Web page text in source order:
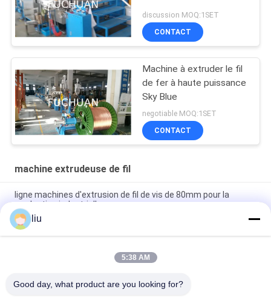
discussion MOQ:1SET
CONTACT
Machine à extruder le fil
de fer à haute puissance
Sky Blue
negotiable MOQ:1SET
CONTACT
machine extrudeuse de fil
ligne machines d'extrusion de fil de vis de 80mm pour la
production industrielle
Machine à extruder le fil de fer de 1800 kg 200 kg/h avec vis de
2000 mm et longueur de 3200 mm
vitesse de la machine 10-80r/min d'extrudeuse du fil
liu
5:38 AM
Good day, what product are you looking for?